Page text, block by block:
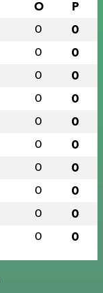
O P
0 0
0 0
0 0
0 0
0 0
0 0
0 0
0 0
0 0
0 0